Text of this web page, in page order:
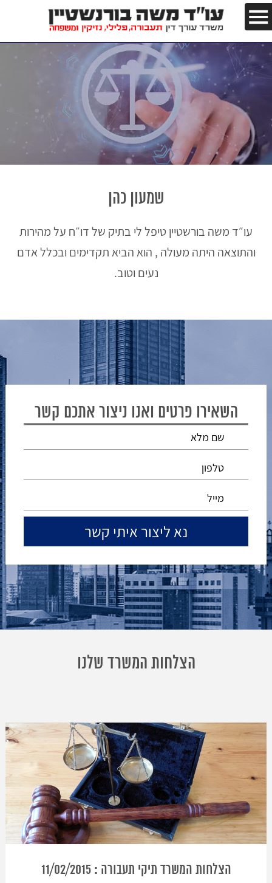
שמעון כהן
עו״ד משה בורשטיין טיפל לי בתיק של דו״ח על מהירות
והתוצאה היתה מעולה , הוא הביא תקדימים ובכלל אדם
נעים וטוב.
השאירו פרטים ואנו ניצור אתכם קשר
הצלחות המשרד שלנו
הצלחות המשרד תיקי תעבורה : 11/02/2015